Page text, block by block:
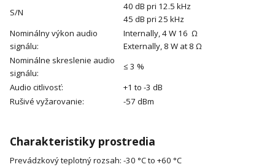
S/N
40 dB pri 12.5 kHz
45 dB pri 25 kHz
Nominálny výkon audio
signálu:
Internally, 4 W 16 Ω
Externally, 8 W at 8 Ω
Nominálne skreslenie audio
signálu:
≤ 3 %
Audio citlivosť:
+1 to -3 dB
Rušivé vyžarovanie:
-57 dBm
Charakteristiky prostredia
Prevádzkový teplotný rozsah: -30 °C to +60 °C